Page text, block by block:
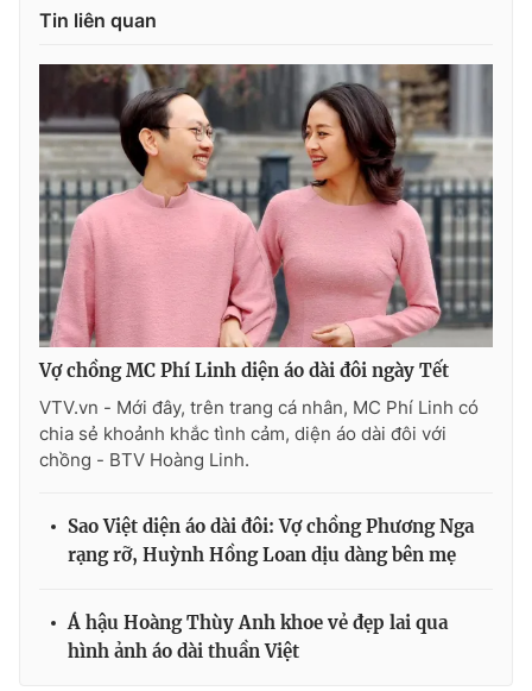
Ðiện thoại Thời báo VTV:
Liên hệ quảng cáo: 024-7300.7108
® Cấm sao chép dưới mọi hình thức nếu không có sự chấp
thuận bằng văn bản. Ghi rõ nguồn VTV.vn khi phát hành lại
thông tin từ website này.
Tin liên quan
Vợ chồng MC Phí Linh diện áo dài đôi ngày Tết
VTV.vn - Mới đây, trên trang cá nhân, MC Phí Linh có
chia sẻ khoảnh khắc tình cảm, diện áo dài đôi với
chồng - BTV Hoàng Linh.
Sao Việt diện áo dài đôi: Vợ chồng Phương Nga
rạng rỡ, Huỳnh Hồng Loan dịu dàng bên mẹ
Á hậu Hoàng Thùy Anh khoe vẻ đẹp lai qua
hình ảnh áo dài thuần Việt